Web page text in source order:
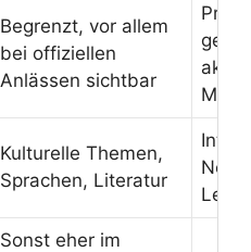
Begrenzt, vor allem
bei offiziellen
Anlässen sichtbar
Kulturelle Themen,
Sprachen, Literatur
Sonst eher im